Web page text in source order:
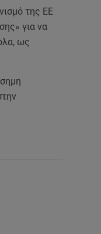
της ΕΕ
για να
ως